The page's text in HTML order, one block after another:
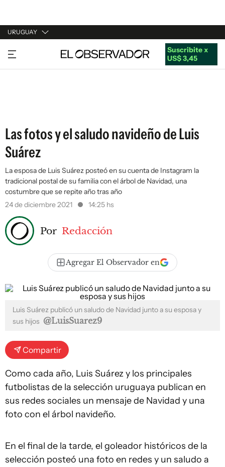
URUGUAY
URUGUAY
ARGENTINA
Suscribite x
US$ 3,45
Las fotos y el saludo navideño de Luis
Suárez
La esposa de Luis Suárez posteó en su cuenta de Instagram la
tradicional postal de su familia con el árbol de Navidad, una
costumbre que se repite año tras año
24 de diciembre 2021
14:25 hs
Por Redacción
Agregar El Observador en
Luis Suárez publicó un saludo de Navidad junto a su esposa y
sus hijos @LuisSuarez9
Compartir
Como cada año, Luis Suárez y los principales
futbolistas de la selección uruguaya publican en
sus redes sociales un mensaje de Navidad y una
foto con el árbol navideño.
En el final de la tarde, el goleador históricos de la
selección posteó una foto en redes y un saludo a